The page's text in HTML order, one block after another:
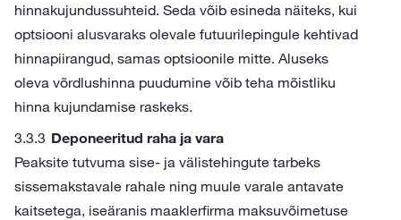
hinnakujundussuhteid. Seda võib esineda näiteks, kui
optsiooni alusvaraks olevale futuurilepingule kehtivad
hinnapiirangud, samas optsioonile mitte. Aluseks
oleva võrdlushinna puudumine võib teha mõistliku
hinna kujundamise raskeks.
Deponeeritud raha ja vara
Peaksite tutvuma sise- ja välistehingute tarbeks
sissemakstavale rahale ning muule varale antavate
kaitsetega, iseäranis maaklerfirma maksuvõimetuse